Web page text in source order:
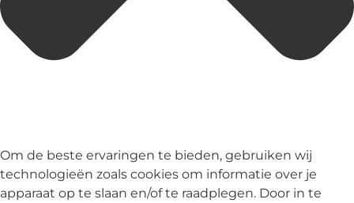
Om de beste ervaringen te bieden, gebruiken wij
technologieën zoals cookies om informatie over je
apparaat op te slaan en/of te raadplegen. Door in te